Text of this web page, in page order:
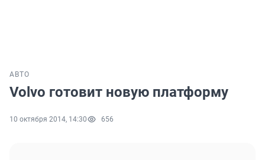
АВТО
Volvo готовит новую платформу
10 октября 2014, 14:30 656